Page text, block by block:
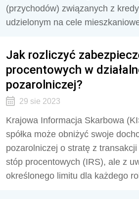
(przychodów) związanych z
udzielonym na cele
Jak rozliczyć
procentowych w
pozarolniczej?
29 sie 2023
Krajowa Informacja Skarbowa
spółka może obniżyć swoje
pozarolniczej o stratę z
stóp procentowych (IRS), ale z
określonego limitu dla każdego